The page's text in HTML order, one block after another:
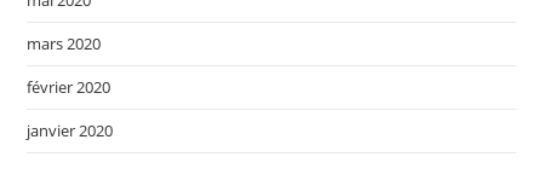
mars 2020
février 2020
janvier 2020